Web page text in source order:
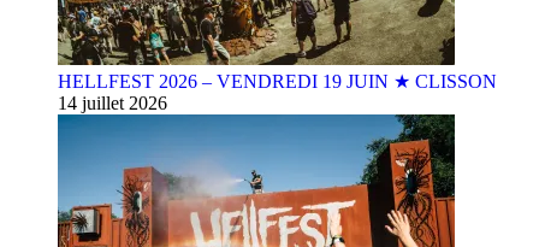
HELLFEST 2026 – VENDREDI 19 JUIN ★ CLISSON
14 juillet 2026